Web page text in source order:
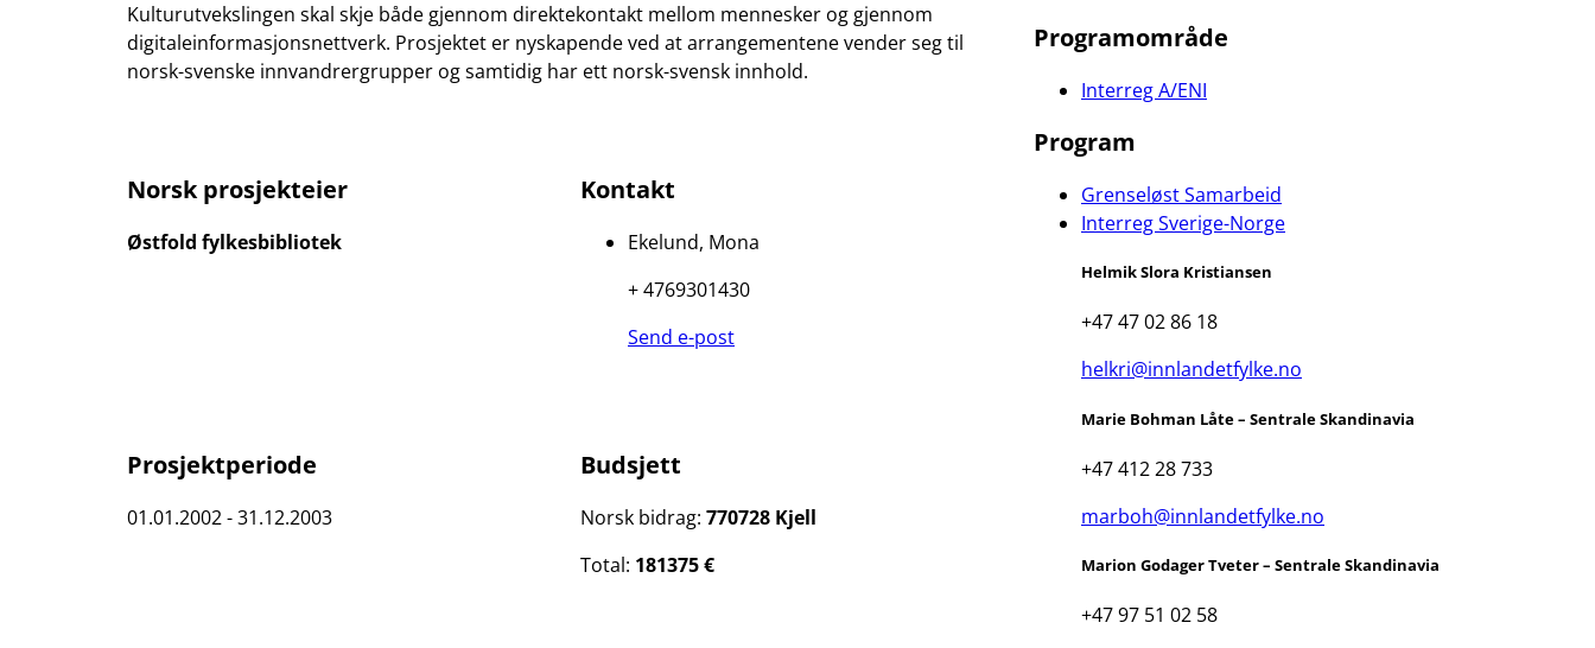
Kulturutvekslingen skal skje både gjennom direktekontakt mellom mennesker og gjennom
digitaleinformasjonsnettverk. Prosjektet er nyskapende ved at arrangementene vender seg til
norsk-svenske innvandrergrupper og samtidig har ett norsk-svensk innhold.
Norsk prosjekteier
Østfold fylkesbibliotek
Kontakt
Ekelund, Mona
+ 4769301430
Send e-post
Prosjektperiode
01.01.2002 - 31.12.2003
Budsjett
Norsk bidrag: 770728 Kjell
Total: 181375 €
Programområde
Interreg A/ENI
Program
Grenseløst Samarbeid
Interreg Sverige-Norge
Helmik Slora Kristiansen
+47 47 02 86 18
helkri@innlandetfylke.no
Marie Bohman Låte – Sentrale Skandinavia
+47 412 28 733
marboh@innlandetfylke.no
Marion Godager Tveter – Sentrale Skandinavia
+47 97 51 02 58